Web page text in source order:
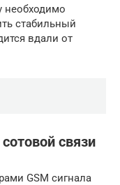
необходимо
стабильный
вдали от
связи
GSM сигнала